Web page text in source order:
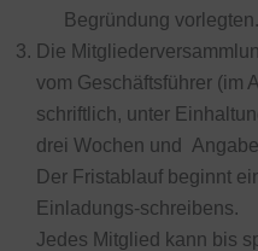
Begründung vorlegten.
Die
vom Geschäftsführer (im
schriftlich, unter
drei Wochen und
Der Fristablauf beginnt
Einladungs-schreibens.
Jedes Mitglied kann bis